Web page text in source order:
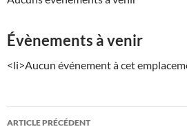
Évènements à venir
<li>Aucun événement à cet
Navigation
ARTICLE PRÉCÉDENT